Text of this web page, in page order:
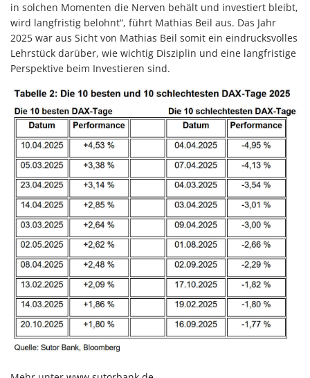
in solchen Momenten die Nerven behält und investiert bleibt,
wird langfristig belohnt“, führt Mathias Beil aus. Das Jahr
2025 war aus Sicht von Mathias Beil somit ein eindrucksvolles
Lehrstück darüber, wie wichtig Disziplin und eine langfristige
Perspektive beim Investieren sind.